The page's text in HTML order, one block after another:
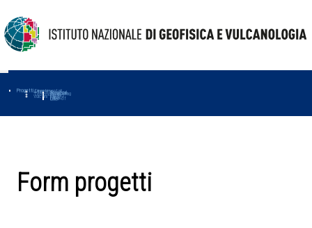
Progetti
Progetti Dipartimentali
AmbienteAmused
Macmap
Tropomag
TerremotiFurther
Muse
Vulcani First
Impact
Love-cf
Uno
Form progetti